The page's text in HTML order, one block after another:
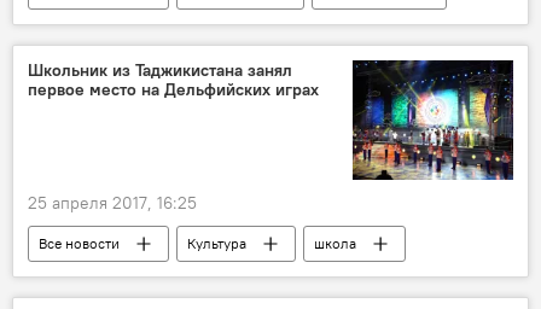
рабство
экстремистские идеи
Центральная Азия
Происшествия, ЧП, криминал
Школьник из Таджикистана занял
первое место на Дельфийских играх
25 апреля 2017, 16:25
Все новости Культура
школа
конкурс
искусство
Россия